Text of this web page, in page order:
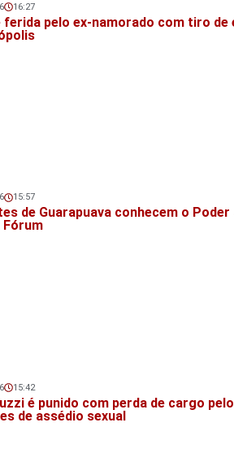
16:27
ferida pelo ex-namorado com tiro de
15:57
de Guarapuava conhecem o
15:42
é punido com perda de cargo
de assédio sexual